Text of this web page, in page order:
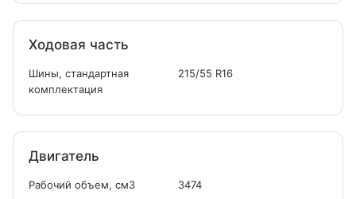
Ходовая часть
Шины, стандартная
комплектация
215/55 R16
Двигатель
Рабочий объем, см3 3474